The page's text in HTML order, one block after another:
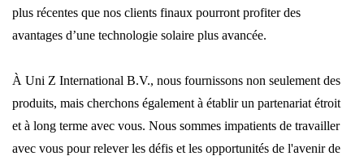
plus récentes que nos clients finaux pourront profiter des
avantages d’une technologie solaire plus avancée.
À Uni Z International B.V., nous fournissons non seulement des
produits, mais cherchons également à établir un partenariat étroit
et à long terme avec vous. Nous sommes impatients de travailler
avec vous pour relever les défis et les opportunités de l'avenir de